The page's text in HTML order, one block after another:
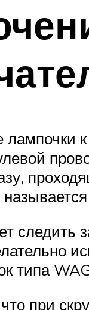
лампочки
типа
при